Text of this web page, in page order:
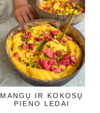
MANGŲ IR KOKOSŲ
PIENO LEDAI